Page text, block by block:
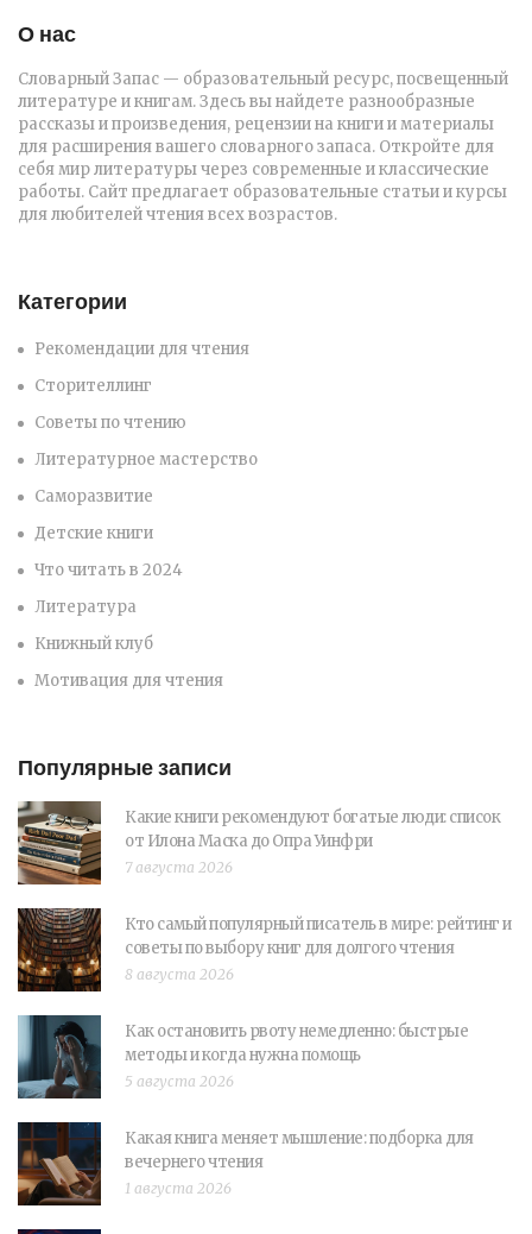
О нас
Словарный Запас — образовательный ресурс, посвещенный
литературе и книгам. Здесь вы найдете разнообразные
рассказы и произведения, рецензии на книги и материалы
для расширения вашего словарного запаса. Откройте для
себя мир литературы через современные и классические
работы. Сайт предлагает образовательные статьи и курсы
для любителей чтения всех возрастов.
Категории
Рекомендации для чтения
Сторителлинг
Советы по чтению
Литературное мастерство
Саморазвитие
Детские книги
Что читать в 2024
Литература
Книжный клуб
Мотивация для чтения
Популярные записи
Какие книги рекомендуют богатые люди: список
от Илона Маска до Опра Уинфри
7 августа 2026
Кто самый популярный писатель в мире: рейтинг и
советы по выбору книг для долгого чтения
8 августа 2026
Как остановить рвоту немедленно: быстрые
методы и когда нужна помощь
5 августа 2026
Какая книга меняет мышление: подборка для
вечернего чтения
1 августа 2026